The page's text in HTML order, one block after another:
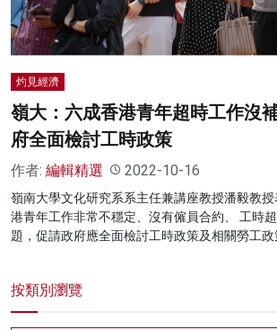
關於我們
灼見經濟
嶺大：六成香港青年超時工作沒
府全面檢討工時政策
作者: 編輯精選 2022-10-16
嶺南大學文化研究系系主任兼講座教授潘毅教
港青年工作非常不穩定、沒有僱員合約、 工時
題，促請政府應全面檢討工時政策及相關勞工政
按類別瀏覽